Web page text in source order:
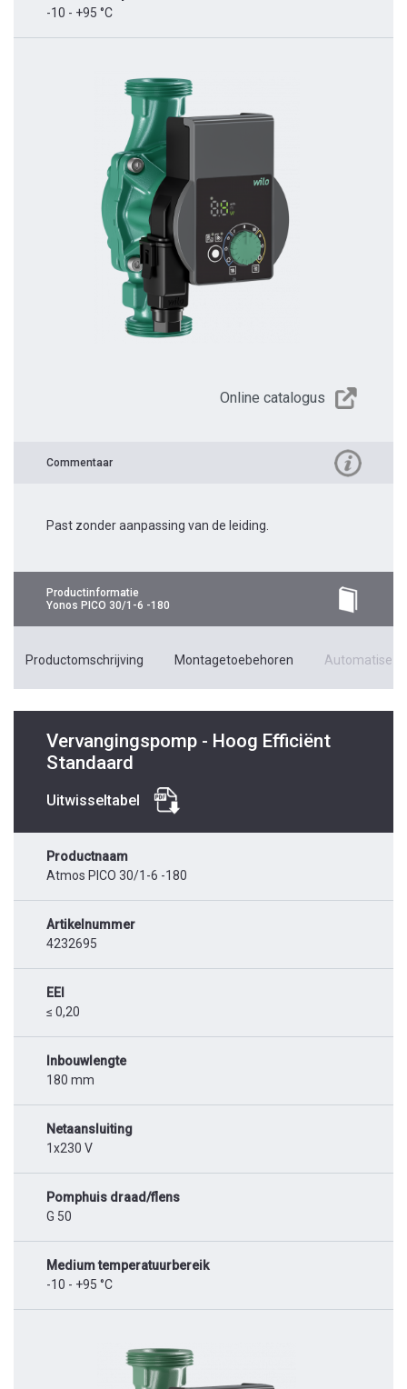
-10 - +95 °C
Online catalogus
Commentaar
Past zonder aanpassing van de leiding.
Productinformatie
Yonos PICO 30/1-6 -180
Productomschrijving Montagetoebehoren
Vervangingspomp - Hoog Efficiënt
Standaard
Uitwisseltabel
Productnaam
Atmos PICO 30/1-6 -180
Artikelnummer
4232695
EEI
≤ 0,20
Inbouwlengte
180 mm
Netaansluiting
1x230 V
Pomphuis draad/flens
G 50
Medium temperatuurbereik
-10 - +95 °C